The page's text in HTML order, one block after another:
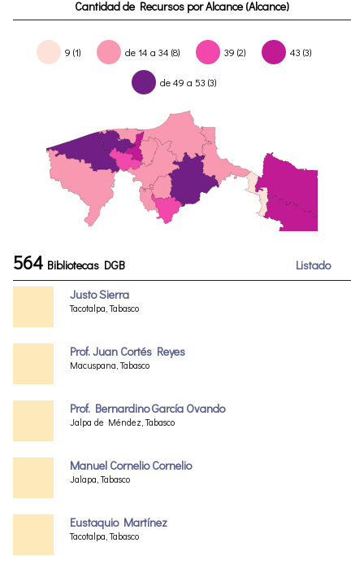
564 Bibliotecas DGB
Listado
Justo Sierra
Tacotalpa, Tabasco
Prof. Juan Cortés Reyes
Macuspana, Tabasco
Prof. Bernardino García Ovando
Jalpa de Méndez, Tabasco
Manuel Cornelio Cornelio
Jalapa, Tabasco
Eustaquio Martínez
Tacotalpa, Tabasco
Cantidad de Recursos por Alcance (Alcance)
9 (1) de 14 a 34 (8) 39 (2) 43 (3)
de 49 a 53 (3)